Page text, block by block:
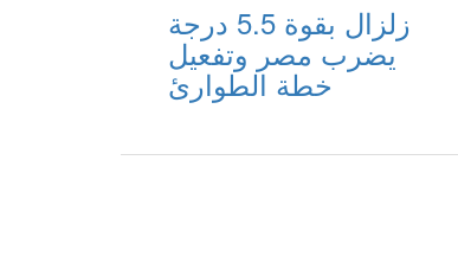
زلزال بقوة 5.5 درجة
يضرب مصر وتفعيل
خطة الطوارئ